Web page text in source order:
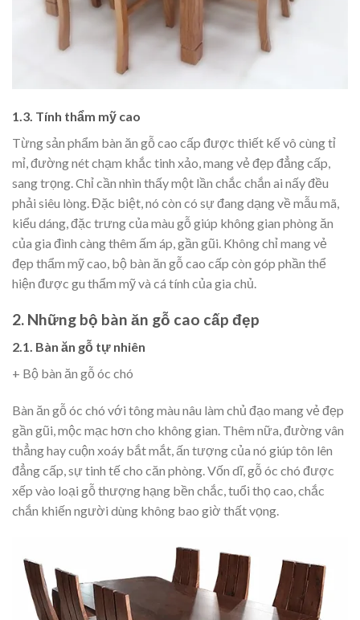
1.3. Tính thẩm mỹ cao
Từng sản phẩm bàn ăn gỗ cao cấp được thiết kế vô cùng tỉ
mỉ, đường nét chạm khắc tinh xảo, mang vẻ đẹp đẳng cấp,
sang trọng. Chỉ cần nhìn thấy một lần chắc chắn ai nấy đều
phải siêu lòng. Đặc biệt, nó còn có sự đang dạng về mẫu mã,
kiểu dáng, đặc trưng của màu gỗ giúp không gian phòng ăn
của gia đình càng thêm ấm áp, gần gũi. Không chỉ mang vẻ
đẹp thẩm mỹ cao, bộ bàn ăn gỗ cao cấp còn góp phần thể
hiện được gu thẩm mỹ và cá tính của gia chủ.
2. Những bộ bàn ăn gỗ cao cấp đẹp
2.1. Bàn ăn gỗ tự nhiên
+ Bộ bàn ăn gỗ óc chó
Bàn ăn gỗ óc chó với tông màu nâu làm chủ đạo mang vẻ đẹp
gần gũi, mộc mạc hơn cho không gian. Thêm nữa, đường vân
thẳng hay cuộn xoáy bắt mắt, ấn tượng của nó giúp tôn lên
đẳng cấp, sự tinh tế cho căn phòng. Vốn dĩ, gỗ óc chó được
xếp vào loại gỗ thượng hạng bền chắc, tuổi thọ cao, chắc
chắn khiến người dùng không bao giờ thất vọng.